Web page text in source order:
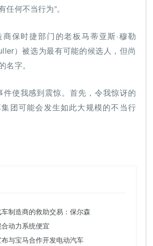
任何不当行为”。
保时捷部门的老板马蒂亚斯·穆勒
）被选为最有可能的候选人，但尚
名字。
件使我感到震惊。首先，令我惊讶的
团可能会发生如此大规模的不当行
制造商的救助交易：保尔森
动力系统便宜
与宝马合作开发电动汽车